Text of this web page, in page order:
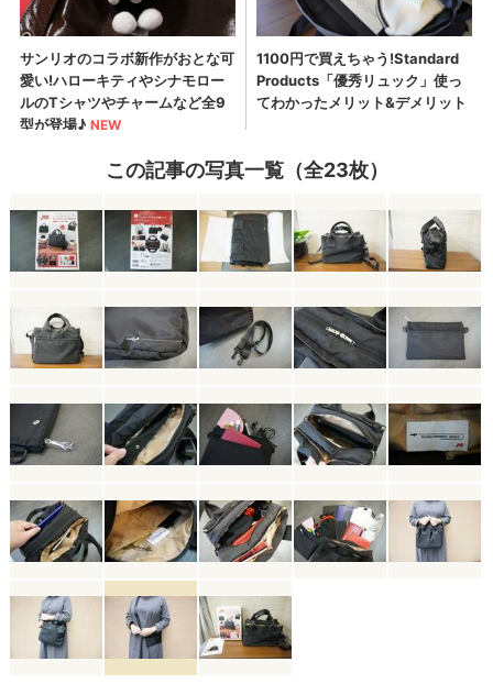
この記事の写真一覧（全23枚）